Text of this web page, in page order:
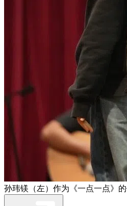
孙玮镁（左）作为《一点一点》